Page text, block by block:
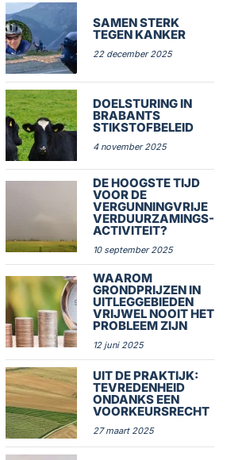
SAMEN STERK
TEGEN KANKER
22 december 2025
DOELSTURING IN
BRABANTS
STIKSTOFBELEID
4 november 2025
DE HOOGSTE TIJD
VOOR DE
VERGUNNINGVRIJE
VERDUURZAMINGS-
ACTIVITEIT?
10 september 2025
WAAROM
GRONDPRIJZEN IN
UITLEGGEBIEDEN
VRIJWEL NOOIT HET
PROBLEEM ZIJN
12 juni 2025
UIT DE PRAKTIJK:
TEVREDENHEID
ONDANKS EEN
VOORKEURSRECHT
27 maart 2025